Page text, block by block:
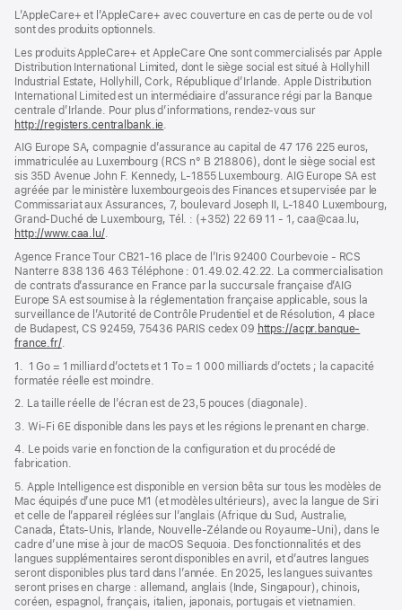
une
fenêtre)
L’AppleCare+ et l’AppleCare+ avec couver­ture en cas de perte ou de vol
sont des pro­duits optionnels.
Les produits AppleCare+ et AppleCare One sont commercialisés par Apple
Distribution International Limited, dont le siège social est situé à Hollyhill
Industrial Estate, Hollyhill, Cork, République d’Irlande. Apple Distribution
International Limited est un intermédiaire d’assurance régi par la Banque
centrale d’Irlande. Pour plus d’informations, rendez-vous sur
http://registers.centralbank.ie(s’ouvre
une
nouvelle
fenêtre)
.
AIG Europe SA, compagnie d’assurance au capital de 47 176 225 euros,
immatriculée au Luxembourg (RCS n° B 218806), dont le siège social est
sis 35D Avenue John F. Kennedy, L-1855 Luxembourg. AIG Europe SA est
agréée par le ministère luxembourgeois des Finances et supervisée par le
Commissariat aux Assurances, 7, boulevard Joseph II, L-1840 Luxembourg,
Grand-Duché de Luxembourg, Tél. : (+352) 22 69 11 - 1, caa@caa.lu,
http://www.caa.lu/(s’ouvre
une
nouvelle
fenêtre)
.
Agence France Tour CB21-16 place de l’Iris 92400 Courbevoie - RCS
Nanterre 838 136 463 Téléphone : 01.49.02.42.22. La commercialisation
de contrats d’assurance en France par la succursale française d’AIG
Europe SA est soumise à la réglementation française applicable, sous la
surveillance de l’Autorité de Contrôle Prudentiel et de Résolution, 4 place
de Budapest, CS 92459, 75436 PARIS cedex 09 https://acpr.banque-
france.fr/(s’ouvre
une
nouvelle
fenêtre)
.
1. 1 Go = 1 milliard d’octets et 1 To = 1 000 milliards d’octets ; la capacité
formatée réelle est moindre.
2. La taille réelle de l’écran est de 23,5 pouces (diagonale).
3. Wi-Fi 6E disponible dans les pays et les régions le prenant en charge.
4. Le poids varie en fonction de la configuration et du procédé de
fabrication.
5. Apple Intelligence est disponible en version bêta sur tous les modèles de
Mac équipés d’une puce M1 (et modèles ultérieurs), avec la langue de Siri
et celle de l’appareil réglées sur l’anglais (Afrique du Sud, Australie,
Canada, États‑Unis, Irlande, Nouvelle-Zélande ou Royaume-Uni), dans le
cadre d’une mise à jour de macOS Sequoia. Des fonctionnalités et des
langues supplémentaires seront disponibles en avril, et d’autres langues
seront disponibles plus tard dans l’année. En 2025, les langues suivantes
seront prises en charge : allemand, anglais (Inde, Singapour), chinois,
coréen, espagnol, français, italien, japonais, portugais et vietnamien.